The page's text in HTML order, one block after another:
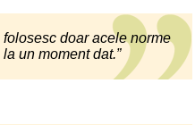
doar acele norme
un moment dat.”